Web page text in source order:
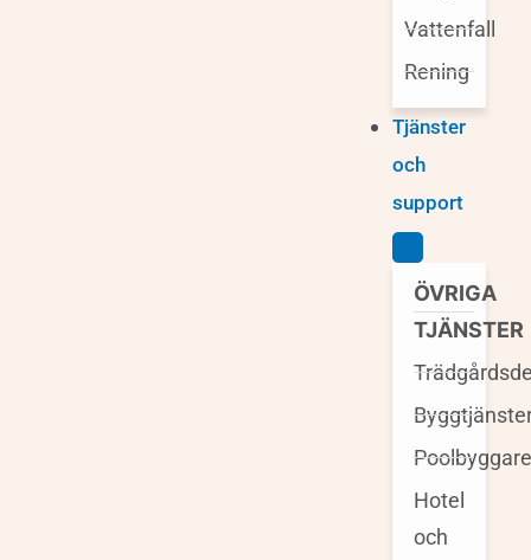
Vattenfall
Rening
Tjänster
och
support
ÖVRIGA
TJÄNSTER
Poolbyggare
Hotel
och